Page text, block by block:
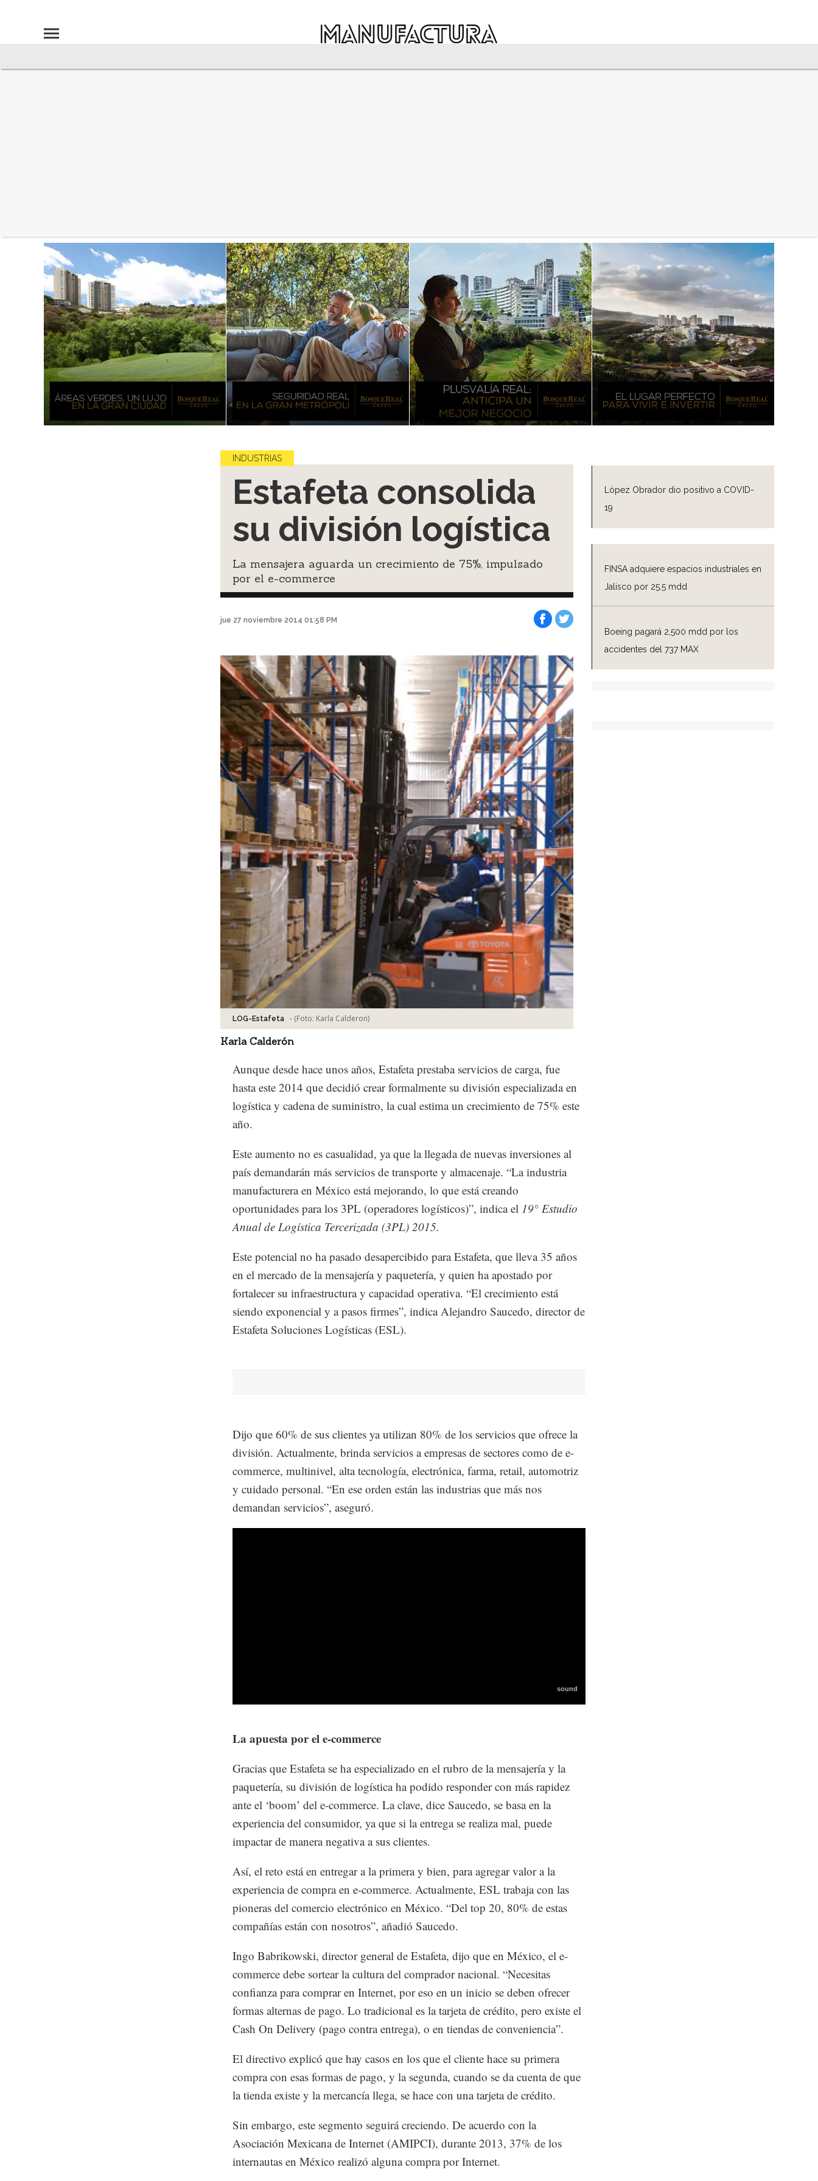
López Obrador dio positivo a COVID-
19
FINSA adquiere espacios industriales en
Jalisco por 25.5 mdd
Boeing pagará 2,500 mdd por los
accidentes del 737 MAX
INDUSTRIAS
Estafeta consolida
su división logística
La mensajera aguarda un crecimiento de 75%, impulsado
por el e-commerce
jue 27 noviembre 2014 01:58 PM
LOG-Estafeta - (Foto: Karla Calderon)
Karla Calderón
Aunque desde hace unos años, Estafeta prestaba servicios de carga, fue
hasta este 2014 que decidió crear formalmente su división especializada en
logística y cadena de suministro, la cual estima un crecimiento de 75% este
año.
Este aumento no es casualidad, ya que la llegada de nuevas inversiones al
país demandarán más servicios de transporte y almacenaje. “La industria
manufacturera en México está mejorando, lo que está creando
oportunidades para los 3PL (operadores logísticos)”, indica el 19° Estudio
Anual de Logística Tercerizada (3PL) 2015.
Este potencial no ha pasado desapercibido para Estafeta, que lleva 35 años
en el mercado de la mensajería y paquetería, y quien ha apostado por
fortalecer su infraestructura y capacidad operativa. “El crecimiento está
siendo exponencial y a pasos firmes”, indica Alejandro Saucedo, director de
Estafeta Soluciones Logísticas (ESL).
Dijo que 60% de sus clientes ya utilizan 80% de los servicios que ofrece la
división. Actualmente, brinda servicios a empresas de sectores como de e-
commerce, multinivel, alta tecnología, electrónica, farma, retail, automotriz
y cuidado personal. “En ese orden están las industrias que más nos
demandan servicios”, aseguró.
La apuesta por el e-commerce
Gracias que Estafeta se ha especializado en el rubro de la mensajería y la
paquetería, su división de logística ha podido responder con más rapidez
ante el ‘boom’ del e-commerce. La clave, dice Saucedo, se basa en la
experiencia del consumidor, ya que si la entrega se realiza mal, puede
impactar de manera negativa a sus clientes.
Así, el reto está en entregar a la primera y bien, para agregar valor a la
experiencia de compra en e-commerce. Actualmente, ESL trabaja con las
pioneras del comercio electrónico en México. “Del top 20, 80% de estas
compañías están con nosotros”, añadió Saucedo.
Ingo Babrikowski, director general de Estafeta, dijo que en México, el e-
commerce debe sortear la cultura del comprador nacional. “Necesitas
confianza para comprar en Internet, por eso en un inicio se deben ofrecer
formas alternas de pago. Lo tradicional es la tarjeta de crédito, pero existe el
Cash On Delivery (pago contra entrega), o en tiendas de conveniencia”.
El directivo explicó que hay casos en los que el cliente hace su primera
compra con esas formas de pago, y la segunda, cuando se da cuenta de que
la tienda existe y la mercancía llega, se hace con una tarjeta de crédito.
Sin embargo, este segmento seguirá creciendo. De acuerdo con la
Asociación Mexicana de Internet (AMIPCI), durante 2013, 37% de los
internautas en México realizó alguna compra por Internet.